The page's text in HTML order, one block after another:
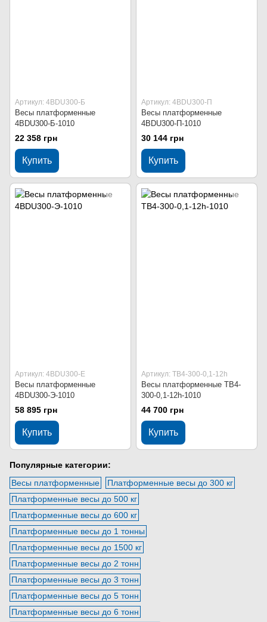
Артикул: 4BDU300-Б
Весы платформенные
4BDU300-Б-1010
22 358 грн
Купить
Артикул: 4BDU300-П
Весы платформенные
4BDU300-П-1010
30 144 грн
Купить
Артикул: 4BDU300-Е
Весы платформенные
4BDU300-Э-1010
58 895 грн
Купить
Артикул: ТВ4-300-0,1-12h
Весы платформенные ТВ4-
300-0,1-12h-1010
44 700 грн
Купить
Популярные категории:
Весы платформенные
Платформенные весы до 300 кг
Платформенные весы до 500 кг
Платформенные весы до 600 кг
Платформенные весы до 1 тонны
Платформенные весы до 1500 кг
Платформенные весы до 2 тонн
Платформенные весы до 3 тонн
Платформенные весы до 5 тонн
Платформенные весы до 6 тонн